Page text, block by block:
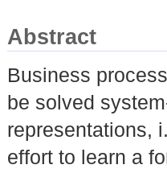
Abstract
Business
be solved
representations,
effort to learn a